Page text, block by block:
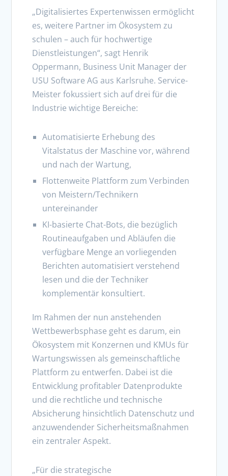
„Digitalisiertes Expertenwissen ermöglicht
es, weitere Partner im Ökosystem zu
schulen – auch für hochwertige
Dienstleistungen“, sagt Henrik
Oppermann, Business Unit Manager der
USU Software AG aus Karlsruhe. Service-
Meister fokussiert sich auf drei für die
Industrie wichtige Bereiche:
Automatisierte Erhebung des
Vitalstatus der Maschine vor, während
und nach der Wartung,
Flottenweite Plattform zum Verbinden
von Meistern/Technikern
untereinander
KI-basierte Chat-Bots, die bezüglich
Routineaufgaben und Abläufen die
verfügbare Menge an vorliegenden
Berichten automatisiert verstehend
lesen und die der Techniker
komplementär konsultiert.
Im Rahmen der nun anstehenden
Wettbewerbsphase geht es darum, ein
Ökosystem mit Konzernen und KMUs für
Wartungswissen als gemeinschaftliche
Plattform zu entwerfen. Dabei ist die
Entwicklung profitabler Datenprodukte
und die rechtliche und technische
Absicherung hinsichtlich Datenschutz und
anzuwendender Sicherheitsmaßnahmen
ein zentraler Aspekt.
„Für die strategische